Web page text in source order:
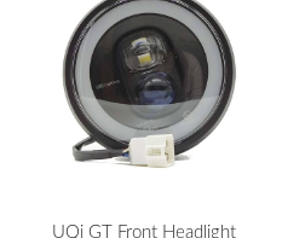
UQi GT Front Headlight